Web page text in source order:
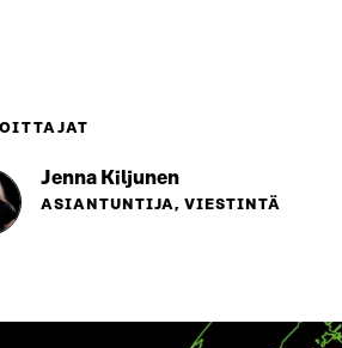
Jenna Kiljunen
ASIANTUNTIJA, VIESTINTÄ